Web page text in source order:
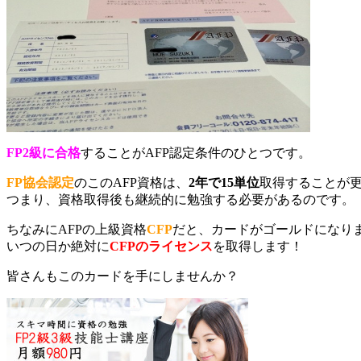
FP2級に合格することがAFP認定条件のひとつです。
FP協会認定のこのAFP資格は、 2年で15単位取得することが
つまり、資格取得後も継続的に勉強する必要があるのです。
ちなみにAFPの上級資格CFPだと、カードがゴールドになり
いつの日か絶対にCFPのライセンスを取得します！
皆さんもこのカードを手にしませんか？